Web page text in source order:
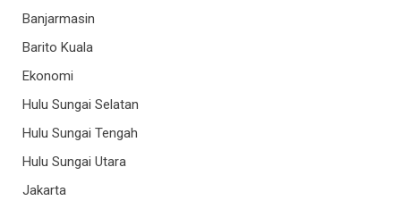
Banjarmasin
Barito Kuala
Ekonomi
Hulu Sungai Selatan
Hulu Sungai Tengah
Hulu Sungai Utara
Jakarta